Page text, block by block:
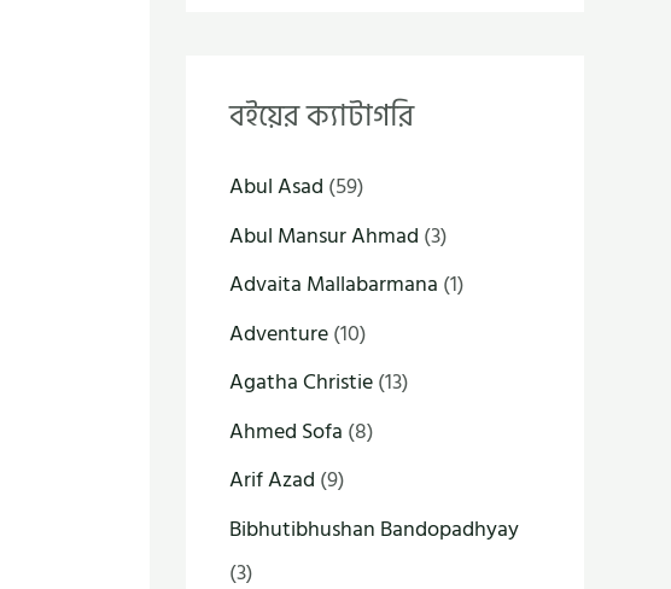
বইয়ের ক্যাটাগরি
Abul Asad (59)
Abul Mansur Ahmad (3)
Advaita Mallabarmana (1)
Adventure(10)
Agatha Christie(13)
Ahmed Sofa (8)
Arif Azad (9)
Bibhutibhushan Bandopadhyay
(3)